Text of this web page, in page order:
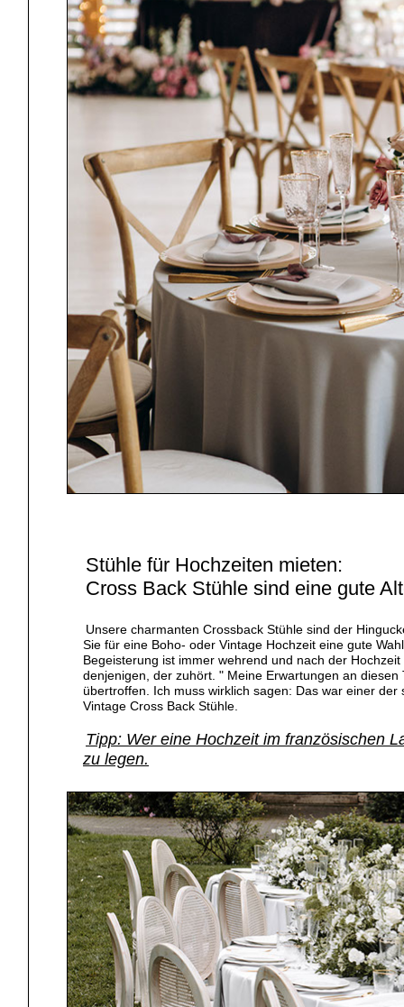
Stühle für Hochzeiten mieten:
Cross Back Stühle sind eine gute
Unsere charmanten Crossback Stühle sind der
Sie für eine Boho- oder Vintage Hochzeit eine gute
Begeisterung ist immer wehrend und nach der
denjenigen, der zuhört. " Meine Erwartungen an
übertroffen. Ich muss wirklich sagen: Das war einer
Vintage Cross Back Stühle.
Tipp: Wer eine Hochzeit im französischen
zu legen.